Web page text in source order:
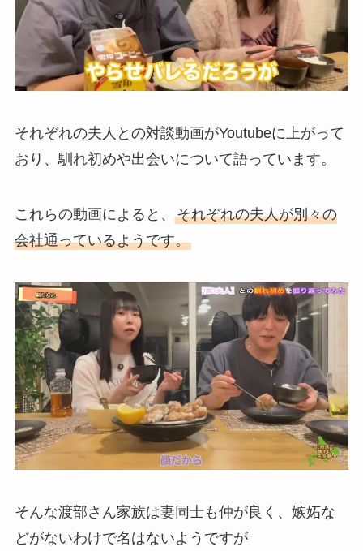
それぞれの夫人との対談動画がYoutubeに上がって
おり、馴れ初めや出会いについて語っています。
これらの動画によると、 それぞれの夫人が別々の
会社通っているようです。
そんな渡部さん家族は妻同士も仲が良く、嫉妬な
どがないわけで名はないようですが